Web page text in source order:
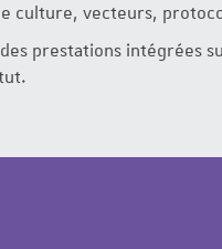
culture, vecteurs,
prestations intégrées